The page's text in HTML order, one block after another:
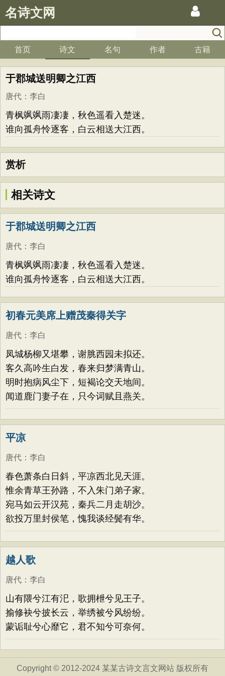
名诗文网
首页 诗文 名句 作者 古籍
于郡城送明卿之江西
唐代 ： 李白
青枫飒飒雨凄凄，秋色遥看入楚迷。
谁向孤舟怜逐客，白云相送大江西。
赏析
相关诗文
于郡城送明卿之江西
唐代 ： 李白
青枫飒飒雨凄凄，秋色遥看入楚迷。
谁向孤舟怜逐客，白云相送大江西。
初春元美席上赠茂秦得关字
唐代 ： 李白
凤城杨柳又堪攀，谢脁西园未拟还。
客久高吟生白发，春来归梦满青山。
明时抱病风尘下，短褐论交天地间。
闻道鹿门妻子在，只今词赋且燕关。
平凉
唐代 ： 李白
春色萧条白日斜，平凉西北见天涯。
惟余青草王孙路，不入朱门弟子家。
宛马如云开汉苑，秦兵二月走胡沙。
欲投万里封侯笔，愧我谈经鬓有华。
越人歌
唐代 ： 李白
山有隈兮江有汜，歌拥枻兮见王子。
揄修袂兮披长云，举绣被兮风纷纷。
蒙诟耻兮心靡它，君不知兮可奈何。
Copyright © 2012-2024 某某古诗文言文网站 版权所有